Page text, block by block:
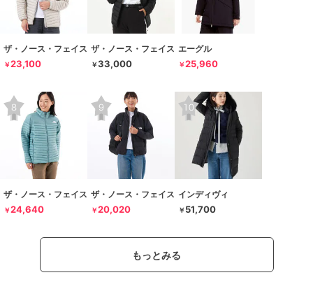
ザ・ノース・フェイス
￥23,100
ザ・ノース・フェイス
￥33,000
エーグル
￥25,960
ザ・ノース・フェイス
￥24,640
ザ・ノース・フェイス
￥20,020
インディヴィ
￥ 51,700
もっとみる